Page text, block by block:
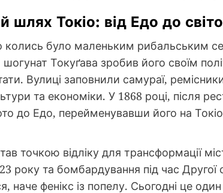
шлях Токіо: від Едо до
колись було маленьким рибальським
шогунат Токуґава зробив його своїм
Вулиці заповнили самураї,
та економіки. У 1868 році, після
до Едо, перейменувавши його на
точкою відліку для трансформації
року та бомбардування під час Другої
наче фенікс із попелу. Сьогодні це